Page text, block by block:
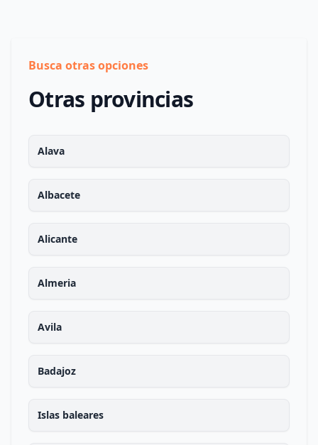
Busca otras opciones
Otras provincias
Alava
Albacete
Alicante
Almeria
Avila
Badajoz
Islas baleares